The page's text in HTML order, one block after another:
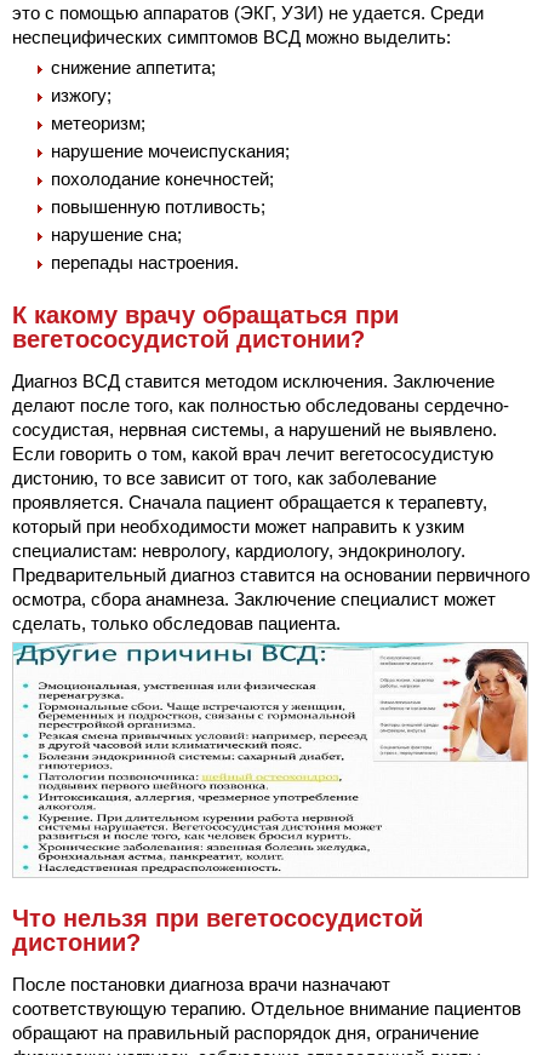
это с помощью аппаратов (ЭКГ, УЗИ) не удается. Среди
неспецифических симптомов ВСД можно выделить:
снижение аппетита;
изжогу;
метеоризм;
нарушение мочеиспускания;
похолодание конечностей;
повышенную потливость;
нарушение сна;
перепады настроения.
К какому врачу обращаться при
вегетососудистой дистонии?
Диагноз ВСД ставится методом исключения. Заключение
делают после того, как полностью обследованы сердечно-
сосудистая, нервная системы, а нарушений не выявлено.
Если говорить о том, какой врач лечит вегетососудистую
дистонию, то все зависит от того, как заболевание
проявляется. Сначала пациент обращается к терапевту,
который при необходимости может направить к узким
специалистам: неврологу, кардиологу, эндокринологу.
Предварительный диагноз ставится на основании первичного
осмотра, сбора анамнеза. Заключение специалист может
сделать, только обследовав пациента.
Что нельзя при вегетососудистой
дистонии?
После постановки диагноза врачи назначают
соответствующую терапию. Отдельное внимание пациентов
обращают на правильный распорядок дня, ограничение